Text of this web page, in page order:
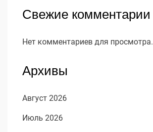
Свежие комментарии
Нет комментариев для просмотра.
Архивы
Август 2026
Июль 2026